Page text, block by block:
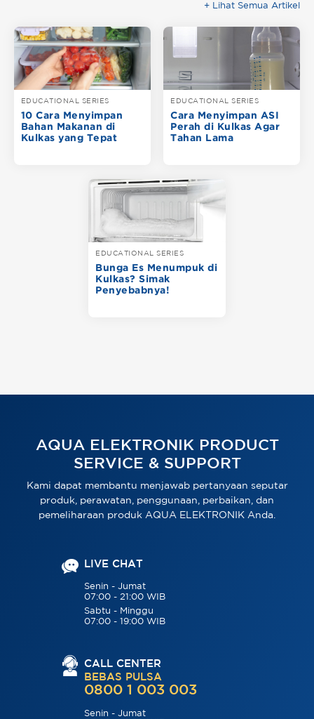
+ Lihat Semua Artikel
EDUCATIONAL SERIES
10 Cara Menyimpan
Bahan Makanan di
Kulkas yang Tepat
EDUCATIONAL SERIES
Cara Menyimpan ASI
Perah di Kulkas Agar
Tahan Lama
EDUCATIONAL SERIES
Bunga Es Menumpuk di
Kulkas? Simak
Penyebabnya!
AQUA ELEKTRONIK PRODUCT
SERVICE & SUPPORT
Kami dapat membantu menjawab pertanyaan seputar
produk, perawatan, penggunaan, perbaikan, dan
pemeliharaan produk AQUA ELEKTRONIK Anda.
LIVE CHAT
Senin - Jumat
07:00 - 21:00 WIB
Sabtu - Minggu
07:00 - 19:00 WIB
CALL CENTER
BEBAS PULSA
0800 1 003 003
Senin - Jumat